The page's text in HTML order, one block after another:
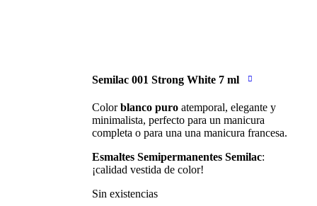
Semilac 001 Strong White 7 ml
Colorblanco puro atemporal, elegante y
minimalista, perfecto para un manicura
completa o para una una manicura francesa.
Esmaltes Semipermanentes Semilac:
¡calidad vestida de color!
Sin existencias